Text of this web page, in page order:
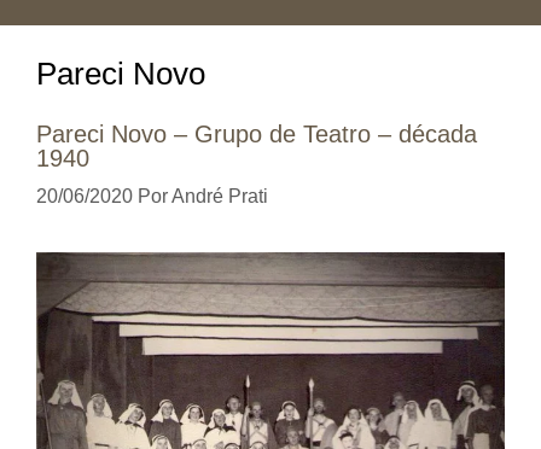
Pareci Novo
Pareci Novo – Grupo de Teatro – década
1940
20/06/2020 PorAndré Prati